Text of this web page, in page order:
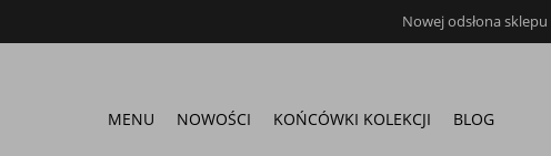
Nowej odsłona
MENU NOWOŚCI KOŃCÓWKI KOLEKCJI BLOG